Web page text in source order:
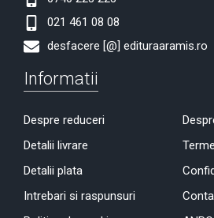
021 461 08 08
desfacere [@] edituraaramis.ro
Informatii
Despre reduceri
Detalii livrare
Detalii plata
Intrebari si raspunsuri